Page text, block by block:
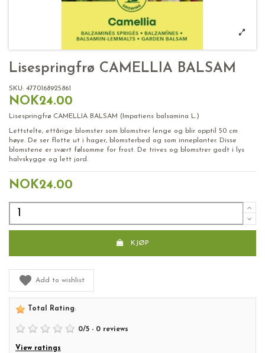
Lisespringfrø CAMELLIA BALSAM
SKU: 4770168925861
NOK24.00
Lisespringfrø CAMELLIA BALSAM (Impatiens balsamina L.)
Lettstelte, ettårige blomster som blomstrer lenge og blir opptil 50 cm
høye. De ser flotte ut i hager, blomsterbed og som inneplanter. Disse
blomstene er svært følsomme for frost. De trives og blomstrer godt i lys
halvskygge og lett jord.
NOK24.00
KJØP
Add to wishlist
Total Rating:
0/5 - 0 reviews
View ratings